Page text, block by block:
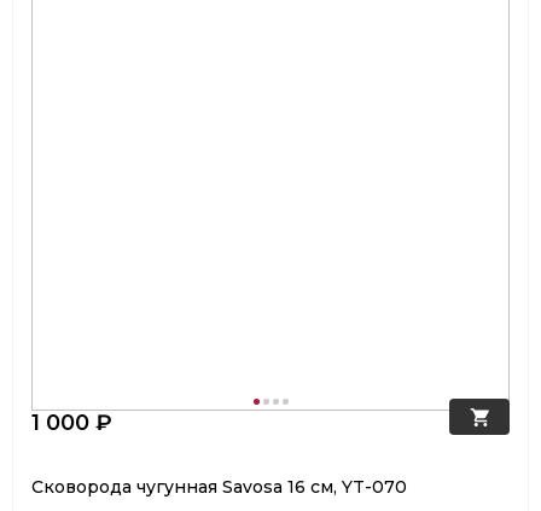
1 000 ₽
Сковорода чугунная Savosa 16 см, YT-070